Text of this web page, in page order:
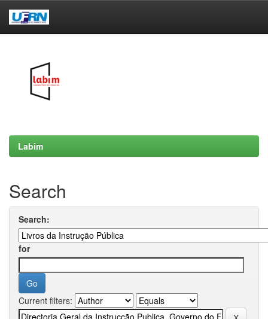
Labim
Search
Search:
for
Current filters: